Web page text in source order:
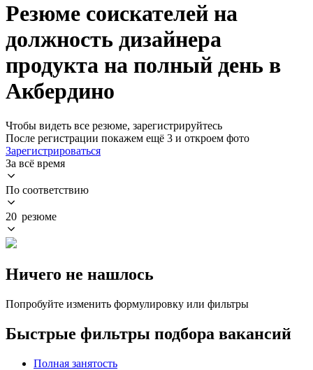
Резюме соискателей на
должность дизайнера
продукта на полный день в
Акбердино
Чтобы видеть все резюме, зарегистрируйтесь
После регистрации покажем ещё 3 и откроем фото
Зарегистрироваться
За всё время
По соответствию
20 резюме
Ничего не нашлось
Попробуйте изменить формулировку или фильтры
Быстрые фильтры подбора вакансий
Полная занятость